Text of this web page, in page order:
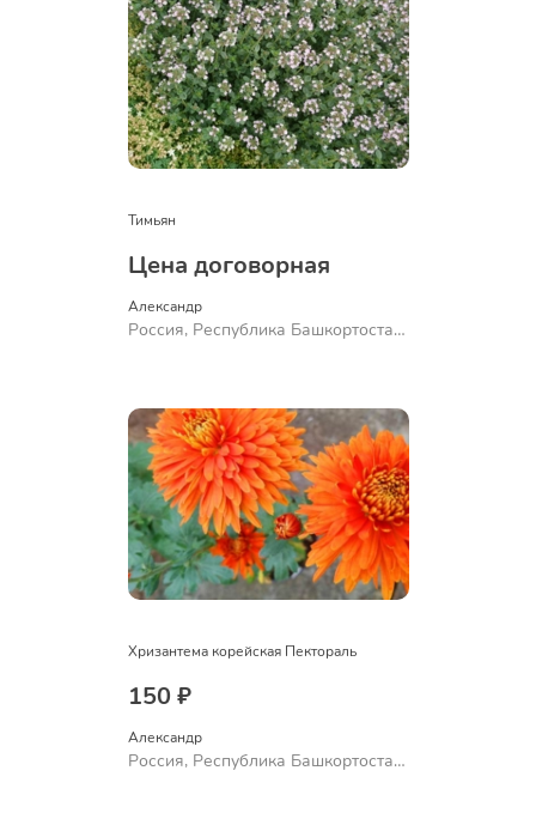
Тимьян
Цена договорная
Александр
Россия, Республика Башкортостан,
Хризантема корейская Пектораль
150 ₽
Александр
Россия, Республика Башкортостан,